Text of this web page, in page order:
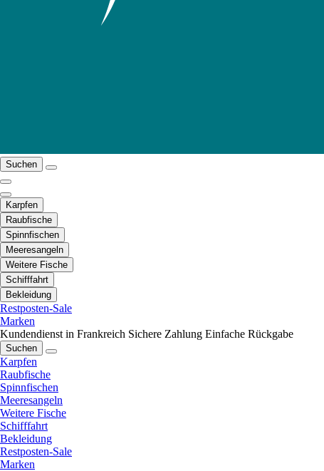
Suchen
Karpfen
Raubfische
Spinnfischen
Meeresangeln
Weitere Fische
Schifffahrt
Bekleidung
Restposten-Sale
Marken
Kundendienst in Frankreich Sichere Zahlung Einfache Rückgabe
Suchen
Karpfen
Raubfische
Spinnfischen
Meeresangeln
Weitere Fische
Schifffahrt
Bekleidung
Restposten-Sale
Marken